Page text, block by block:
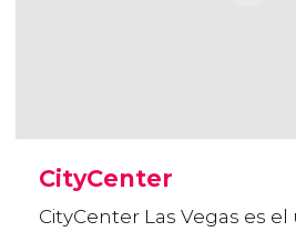
CityCenter
CityCenter Las Vegas es